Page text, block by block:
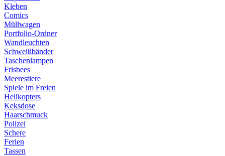
Kleben
Comics
Müllwagen
Portfolio-Ordner
Wandleuchten
Schweißbänder
Taschenlampen
Frisbees
Meerestiere
Spiele im Freien
Helikopters
Keksdose
Haarschmuck
Polizei
Schere
Ferien
Tassen